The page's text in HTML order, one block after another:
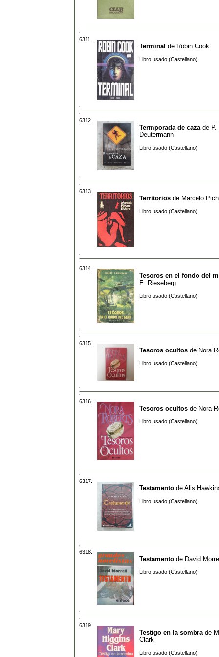
6311.
Terminal de Robin Cook
Libro usado (Castellano)
6312.
Termporada de caza de P.
Deutermann
Libro usado (Castellano)
6313.
Territorios de Marcelo
Libro usado (Castellano)
6314.
Tesoros en el fondo del
E. Rieseberg
Libro usado (Castellano)
6315.
Tesoros ocultos de Nora
Libro usado (Castellano)
6316.
Tesoros ocultos de Nora
Libro usado (Castellano)
6317.
Testamento de Alis
Libro usado (Castellano)
6318.
Testamento de David
Libro usado (Castellano)
6319.
Testigo en la sombra de
Clark
Libro usado (Castellano)